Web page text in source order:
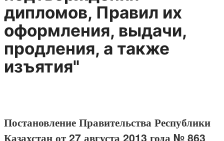
дипломов, Правил их
оформления, выдачи,
продления, а также
изъятия"
Постановление Правительства Республики
Казахстан от 27 августа 2013 года № 863